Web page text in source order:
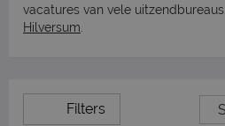
vacatures van vele uitzendbureaus.
Hilversum
Filters